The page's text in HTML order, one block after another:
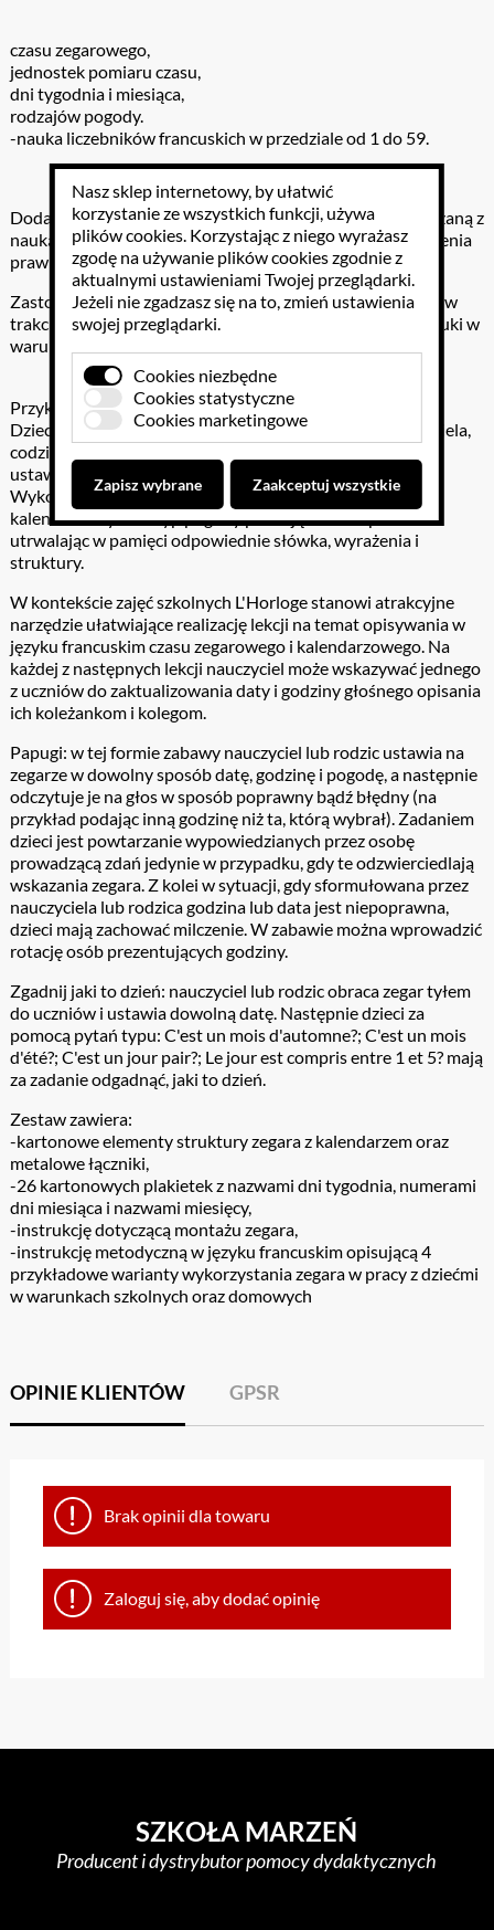
czasu zegarowego,
jednostek pomiaru czasu,
dni tygodnia i miesiąca,
rodzajów pogody.
-nauka liczebników francuskich w przedziale od 1 do 59.
Dodatkowe cele edukacyjne: L'Horloge poza funkcją związaną z
nauką języka francuskiego daje dzieciom możliwość ćwiczenia
prawidłowego odczytywania godzin na zegarze.
Zastosowanie: L'Horloge znajduje zastosowanie zarówno w
trakcie zajęć w szkole, jak i w kontekście indywidualnej nauki w
warunkach domowych.
Przykładowe sposoby użycia:
Dziecko, samodzielnie lub z pomocą rodzica bądź nauczyciela,
codziennie aktualizuje datę, wybiera symbol pogody oraz
ustawia wskazówki tak, aby pokazywały bieżącą godzinę.
Wykonując te czynności opisuje na głos czas zegarowy i
kalendarzowy oraz typ pogody poznając w ten sposób i
utrwalając w pamięci odpowiednie słówka, wyrażenia i
struktury.
W kontekście zajęć szkolnych L'Horloge stanowi atrakcyjne
narzędzie ułatwiające realizację lekcji na temat opisywania w
języku francuskim czasu zegarowego i kalendarzowego. Na
każdej z następnych lekcji nauczyciel może wskazywać jednego
z uczniów do zaktualizowania daty i godziny głośnego opisania
ich koleżankom i kolegom.
Papugi: w tej formie zabawy nauczyciel lub rodzic ustawia na
zegarze w dowolny sposób datę, godzinę i pogodę, a następnie
odczytuje je na głos w sposób poprawny bądź błędny (na
przykład podając inną godzinę niż ta, którą wybrał). Zadaniem
dzieci jest powtarzanie wypowiedzianych przez osobę
prowadzącą zdań jedynie w przypadku, gdy te odzwierciedlają
wskazania zegara. Z kolei w sytuacji, gdy sformułowana przez
nauczyciela lub rodzica godzina lub data jest niepoprawna,
dzieci mają zachować milczenie. W zabawie można wprowadzić
rotację osób prezentujących godziny.
Zgadnij jaki to dzień: nauczyciel lub rodzic obraca zegar tyłem
do uczniów i ustawia dowolną datę. Następnie dzieci za
pomocą pytań typu: C'est un mois d'automne?; C'est un mois
d'été?; C'est un jour pair?; Le jour est compris entre 1 et 5? mają
za zadanie odgadnąć, jaki to dzień.
Zestaw zawiera:
-kartonowe elementy struktury zegara z kalendarzem oraz
metalowe łączniki,
-26 kartonowych plakietek z nazwami dni tygodnia, numerami
dni miesiąca i nazwami miesięcy,
-instrukcję dotyczącą montażu zegara,
-instrukcję metodyczną w języku francuskim opisującą 4
przykładowe warianty wykorzystania zegara w pracy z dziećmi
w warunkach szkolnych oraz domowych
OPINIE KLIENTÓW GPSR
Brak opinii dla towaru
Zaloguj się, aby dodać opinię
SZKOŁA MARZEŃ
Producent i dystrybutor pomocy dydaktycznych
Nasz sklep internetowy, by ułatwić
korzystanie ze wszystkich funkcji, używa
plików cookies. Korzystając z niego wyrażasz
zgodę na używanie plików cookies zgodnie z
aktualnymi ustawieniami Twojej przeglądarki.
Jeżeli nie zgadzasz się na to, zmień ustawienia
swojej przeglądarki.
Cookies niezbędne
Cookies statystyczne
Cookies marketingowe
Zapisz wybrane Zaakceptuj wszystkie